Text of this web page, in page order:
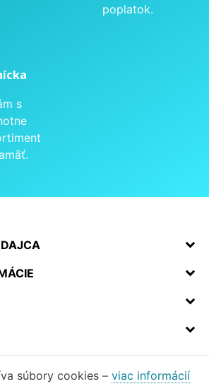
poplatok.
s
súbory cookies – viac informácií